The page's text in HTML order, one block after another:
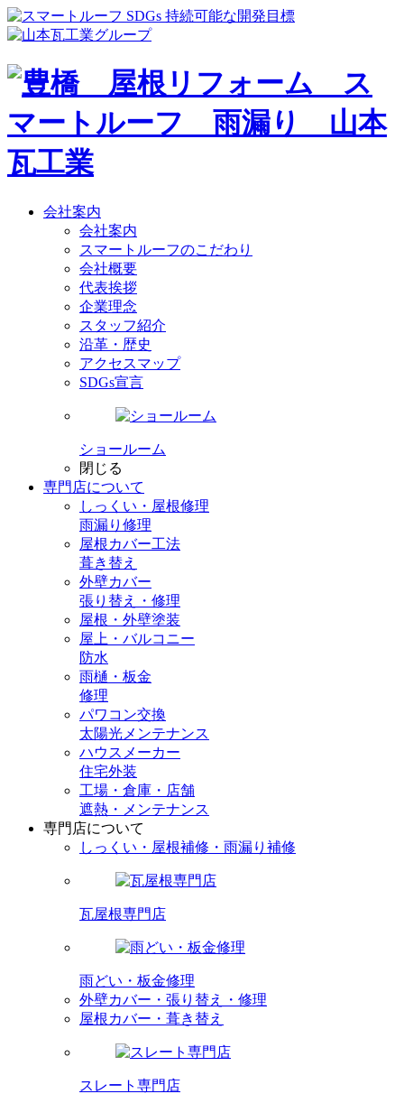
会社案内
会社案内
スマートルーフのこだわり
会社概要
代表挨拶
企業理念
スタッフ紹介
沿革・歴史
アクセスマップ
SDGs宣言
ショールーム
閉じる
専門店について
しっくい・屋根修理
雨漏り修理
屋根カバー工法
葺き替え
外壁カバー
張り替え・修理
屋根・外壁塗装
屋上・バルコニー
防水
雨樋・板金
修理
パワコン交換
太陽光メンテナンス
ハウスメーカー
住宅外装
工場・倉庫・店舗
遮熱・メンテナンス
専門店について
しっくい・屋根補修・雨漏り補修
瓦屋根専門店
雨どい・板金修理
外壁カバー・張り替え・修理
屋根カバー・葺き替え
スレート専門店